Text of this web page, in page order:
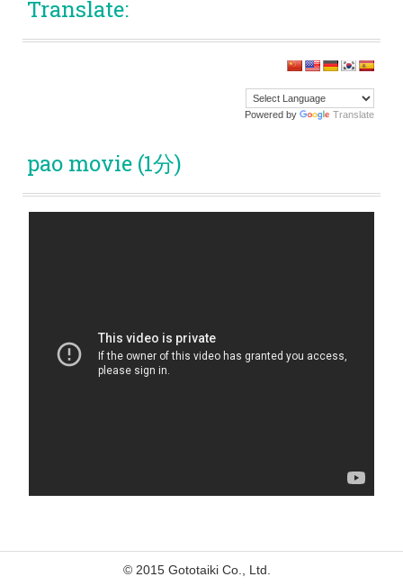
Translate:
Powered by Translate
pao movie (1分)
© 2015 Gototaiki Co., Ltd.